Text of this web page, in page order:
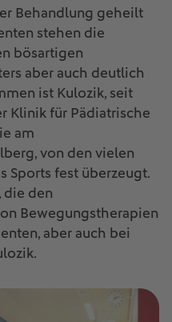
Behandlung geheilt
stehen die
bösartigen
aber auch deutlich
ist Kulozik, seit
Klinik für Pädiatrische
am
von den vielen
Sports fest überzeugt.
die den
Bewegungstherapien
aber auch bei